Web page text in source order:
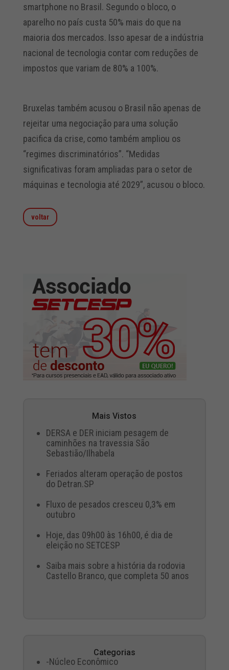
smartphone no Brasil. Segundo o bloco, o
aparelho no país custa 50% mais do que na
maioria dos mercados. Isso apesar de a indústria
nacional de tecnologia contar com reduções de
impostos que variam de 80% a 100%.
Bruxelas também acusou o Brasil não apenas de
rejeitar uma negociação para uma solução
pacifica da crise, como também ampliou os
“regimes discriminatórios”. “Medidas
significativas foram ampliadas para o setor de
máquinas e tecnologia até 2029”, acusou o bloco.
voltar
Mais Vistos
DERSA e DER iniciam pesagem de
caminhões na travessia São
Sebastião/Ilhabela
Feriados alteram operação de postos
do Detran.SP
Fluxo de pesados cresceu 0,3% em
outubro
Hoje, das 09h00 às 16h00, é dia de
eleição no SETCESP
Saiba mais sobre a história da rodovia
Castello Branco, que completa 50 anos
Categorias
-Núcleo Econômico